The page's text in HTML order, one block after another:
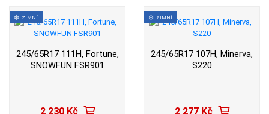
ZIMNÍ
245/65R17 111H, Fortune,
SNOWFUN FSR901
2 230 Kč
ZIMNÍ
245/65R17 107H, Minerva,
S220
2 277 Kč